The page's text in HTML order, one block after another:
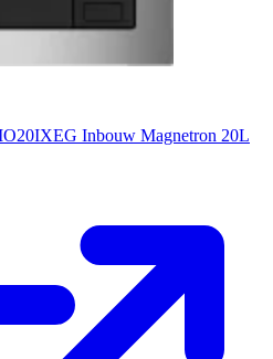
Inbouw Magnetron 20L